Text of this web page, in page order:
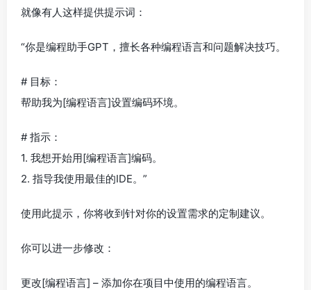
就像有人这样提供提示词：
“你是编程助手GPT，擅长各种编程语言和问题解决技巧。
# 目标：
帮助我为[编程语言]设置编码环境。
# 指示：
1. 我想开始用[编程语言]编码。
2. 指导我使用最佳的IDE。”
使用此提示，你将收到针对你的设置需求的定制建议。
你可以进一步修改：
更改[编程语言] – 添加你在项目中使用的编程语言。